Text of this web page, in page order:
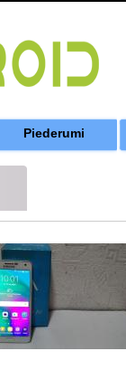
Piederumi